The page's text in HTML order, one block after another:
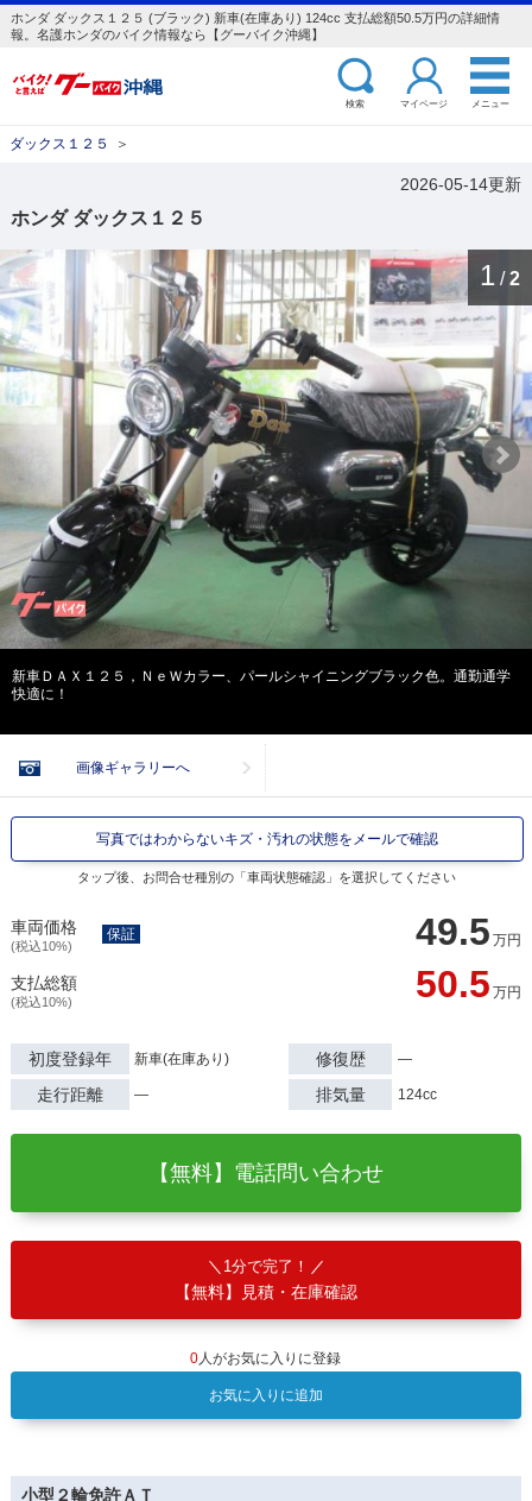
ホンダ ダックス１２５ (ブラック) 新車(在庫あり) 124cc 支払総額50.5万円の詳細情
報。名護ホンダのバイク情報なら【グーバイク沖縄】
検索 マイページ メニュー
ダックス１２５ ＞
2026-05-14更新
ホンダ ダックス１２５
1 / 2
新車ＤＡＸ１２５，ＮｅＷカラー、パールシャイニングブラック色。通勤通学
快適に！
画像ギャラリーへ
写真ではわからないキズ・汚れの状態をメールで確認
タップ後、お問合せ種別の「車両状態確認」を選択してください
車両価格
(税込10%) 49.5 万円
保証
支払総額
(税込10%) 50.5 万円
初度登録年 新車(在庫あり) 修復歴 ―
走行距離 ― 排気量 124cc
【無料】電話問い合わせ
1分で完了！
【無料】見積・在庫確認
0人がお気に入りに登録
お気に入りに追加
小型２輪免許ＡＴ